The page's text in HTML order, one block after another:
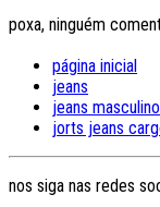
poxa, ninguém
página inicial
jeans
jeans masculino
jorts jeans
nos siga nas redes